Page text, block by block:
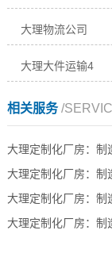
大理物流公司
大理大件运输4
相关服务/
大理定制化厂房：制
大理定制化厂房：制
大理定制化厂房：制
大理定制化厂房：制